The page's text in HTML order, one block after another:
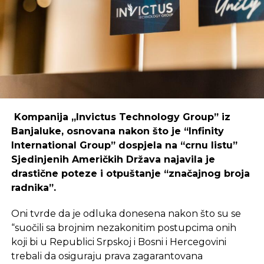
coworking prostori mogu uspješno djelovati i u
regijama koje nisu urbani centri, ali zahtijeva
podršku i ulaganja koja će omogućiti dugoročnu
održivost ovakvih inicijativa.
Ulaganje u coworking prostor u Čapljini moglo bi
postati ključan korak prema stvaranju napredne
poslovne klime, privlačenju novih profesionalaca te
nove projekte i lokalnu ekonomiju.
Kompanija „Invictus Technology Group” iz
Banjaluke, osnovana nakon što je “Infinity
International Group” dospjela na “crnu listu”
Sjedinjenih Američkih Država najavila je
drastične poteze i otpuštanje “značajnog broja
radnika”.
Oni tvrde da je odluka donesena nakon što su se
“suočili sa brojnim nezakonitim postupcima onih
koji bi u Republici Srpskoj i Bosni i Hercegovini
trebali da osiguraju prava zagarantovana